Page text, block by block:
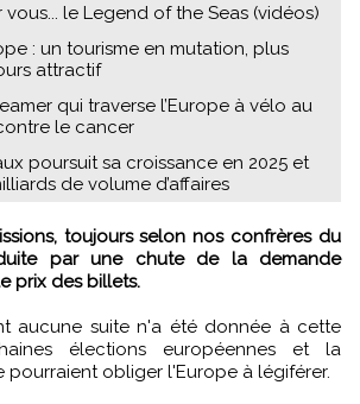
le Legend of the Seas (vidéos)
: un tourisme en mutation, plus
attractif
qui traverse l’Europe à vélo au
le cancer
poursuit sa croissance en 2025 et
de volume d’affaires
par une chute de la demande
prix des billets.
aucune suite n'a été donnée à cette
élections européennes et la
pourraient obliger l'Europe à légiférer.